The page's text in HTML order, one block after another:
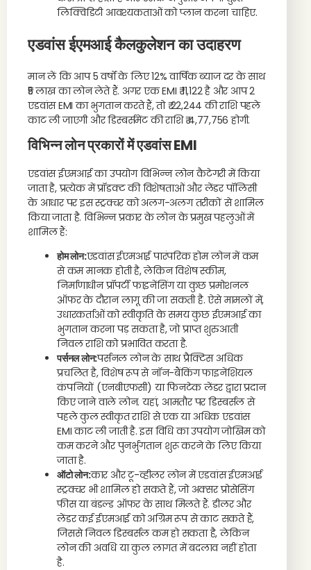
लिक्विडिटी आवश्यकताओं को प्लान करना चाहिए.
एडवांस ईएमआई कैलकुलेशन का उदाहरण
मान लें कि आप 5 वर्षों के लिए 12% वार्षिक ब्याज दर के साथ
₹5 लाख का लोन लेते हैं. अगर एक EMI ₹ 11,122 है और आप 2
एडवांस EMI का भुगतान करते हैं, तो ₹ 22,244 की राशि पहले
काट ली जाएगी और डिस्बर्समेंट की राशि ₹ 4,77,756 होगी.
विभिन्न लोन प्रकारों में एडवांस EMI
एडवांस ईएमआई का उपयोग विभिन्न लोन कैटेगरी में किया
जाता है, प्रत्येक में प्रॉडक्ट की विशेषताओं और लेंडर पॉलिसी
के आधार पर इस स्ट्रक्चर को अलग-अलग तरीकों से शामिल
किया जाता है. विभिन्न प्रकार के लोन के प्रमुख पहलुओं में
शामिल हैं:
होम लोन:एडवांस ईएमआई पारंपरिक होम लोन में कम
से कम मानक होती है, लेकिन विशेष स्कीम,
निर्माणाधीन प्रॉपर्टी फाइनेंसिंग या कुछ प्रमोशनल
ऑफर के दौरान लागू की जा सकती है. ऐसे मामलों में,
उधारकर्ताओं को स्वीकृति के समय कुछ ईएमआई का
भुगतान करना पड़ सकता है, जो प्राप्त शुरुआती
निवल राशि को प्रभावित करता है.
पर्सनल लोन:पर्सनल लोन के साथ प्रैक्टिस अधिक
प्रचलित है, विशेष रूप से नॉन-बैंकिंग फाइनेंशियल
कंपनियों (एनबीएफसी) या फिनटेक लेंडर द्वारा प्रदान
किए जाने वाले लोन. यहां, आमतौर पर डिस्बर्सल से
पहले कुल स्वीकृत राशि से एक या अधिक एडवांस
EMI काट ली जाती है. इस विधि का उपयोग जोखिम को
कम करने और पुनर्भुगतान शुरू करने के लिए किया
जाता है.
ऑटो लोन:कार और टू-व्हीलर लोन में एडवांस ईएमआई
स्ट्रक्चर भी शामिल हो सकते हैं, जो अक्सर प्रोसेसिंग
फीस या बंडल्ड ऑफर के साथ मिलते हैं. डीलर और
लेंडर कई ईएमआई को अग्रिम रूप से काट सकते हैं,
जिससे निवल डिस्बर्सल कम हो सकता है, लेकिन
लोन की अवधि या कुल लागत में बदलाव नहीं होता
है.